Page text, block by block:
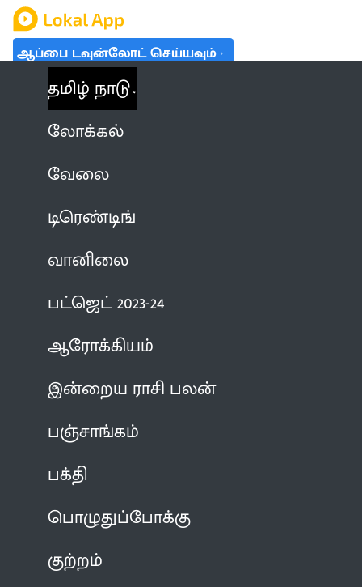
ஆப்பை டவுன்லோட் செய்யவும்
தமிழ் நாடு
லோக்கல்
வேலை
டிரெண்டிங்
வானிலை
பட்ஜெட் 2023-24
ஆரோக்கியம்
இன்றைய ராசி பலன்
பஞ்சாங்கம்
பக்தி
பொழுதுப்போக்கு
குற்றம்